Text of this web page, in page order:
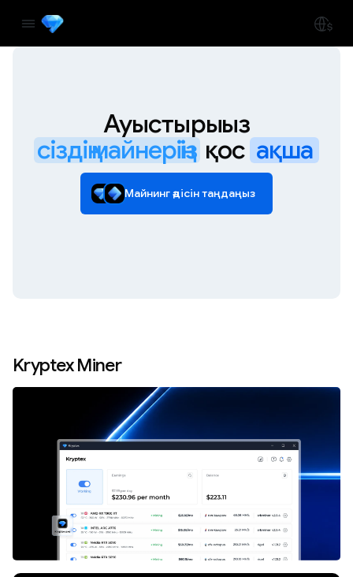
Ауыстырыңыз
сіздің майнеріңіз қос ақша
Майнинг әдісін таңдаңыз
Kryptex Miner